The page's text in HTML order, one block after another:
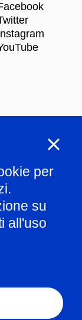
per
su
all'uso